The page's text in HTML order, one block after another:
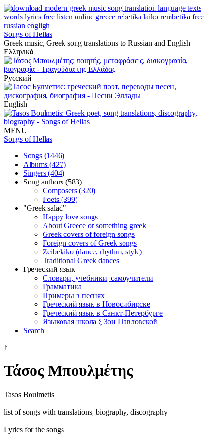
Songs of Hellas
Greek music, Greek song translations to Russian and English
Ελληνικά
Русский
English
MENU
Songs of Hellas
Songs (1446)
Albums (427)
Singers (404)
Song authors (583)
Composers (320)
Poets (399)
"Greek salad"
Happy love songs
About Greece or something greek
Greek covers of foreign songs
Foreign covers of Greek songs
Zeibekiko (dance, rhythm, style)
Traditional Greek dances
Греческий язык
Словари, учебники, самоучители
Грамматика
Примеры в песнях
Греческий язык в Новосибирске
Греческий язык в Санкт-Петербурге
Языковая школа ξ Зои Павловской
Search
↑
Τάσος Μπουλμέτης
Tasos Boulmetis
list of songs with translations, biography, discography
Lyrics for the songs